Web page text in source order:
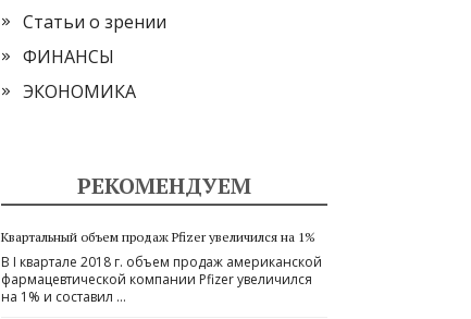
Статьи о зрении
ФИНАНСЫ
ЭКОНОМИКА
РЕКОМЕНДУЕМ
Квартальный объем продаж Pfizer увеличился на 1%
В I квартале 2018 г. объем продаж американской
фармацевтической компании Pfizer увеличился
на 1% и составил …